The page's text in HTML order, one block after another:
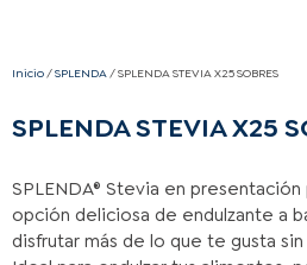
Inicio/SPLENDA/ SPLENDA STEVIA X25 SOBRES
SPLENDA STEVIA X25
SPLENDA® Stevia en
opción deliciosa de endulzante a
disfrutar más de lo que te gusta sin